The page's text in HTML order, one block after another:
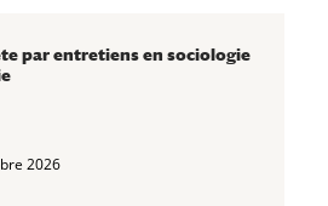
par entretiens en sociologie
2026